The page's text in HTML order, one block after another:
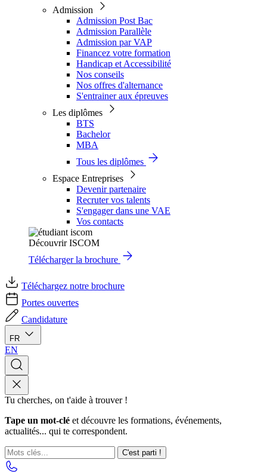
Admission
Admission Post Bac
Admission Parallèle
Admission par VAP
Financez votre formation
Handicap et Accessibilité
Nos conseils
Nos offres d'alternance
S'entrainer aux épreuves
Les diplômes
BTS
Bachelor
MBA
Tous les diplômes
Espace Entreprises
Devenir partenaire
Recruter vos talents
S'engager dans une VAE
Vos contacts
Découvrir ISCOM
Télécharger la brochure
Téléchargez notre brochure
Portes ouvertes
Candidature
FR
EN
Tu cherches, on t'aide à trouver !
Tape un mot-clé et découvre les formations, événements,
actualités... qui te correspondent.
C'est parti !